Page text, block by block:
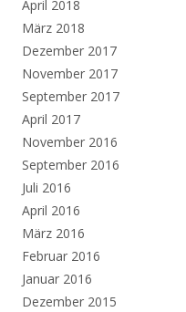
April 2018
März 2018
Dezember 2017
November 2017
September 2017
April 2017
November 2016
September 2016
Juli 2016
April 2016
März 2016
Februar 2016
Januar 2016
Dezember 2015